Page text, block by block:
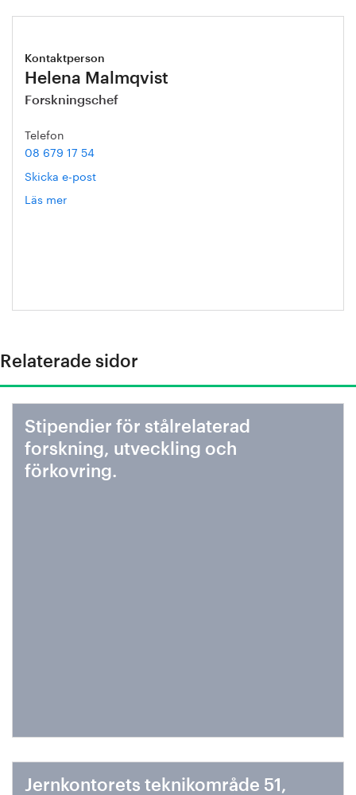
Kontaktperson
Helena Malmqvist
Forskningschef
Telefon
08 679 17 54
Skicka e-post
Läs mer
Relaterade sidor
Stipendier för stålrelaterad
forskning, utveckling och
förkovring.
Jernkontorets teknikområde 51,